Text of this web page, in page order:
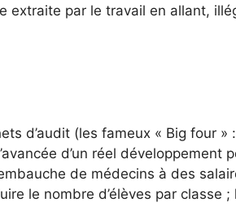
extraite par le travail en allant,
d’audit (les fameux « Big four » :
d’un réel développement
de médecins à des
le nombre d’élèves par classe ;